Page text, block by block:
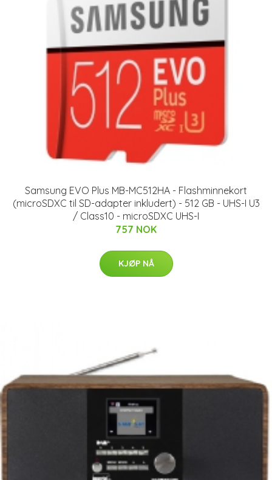
Samsung EVO Plus MB-MC512HA - Flashminnekort
(microSDXC til SD-adapter inkludert) - 512 GB - UHS-I U3
/ Class10 - microSDXC UHS-I
757 NOK
KJØP NÅ